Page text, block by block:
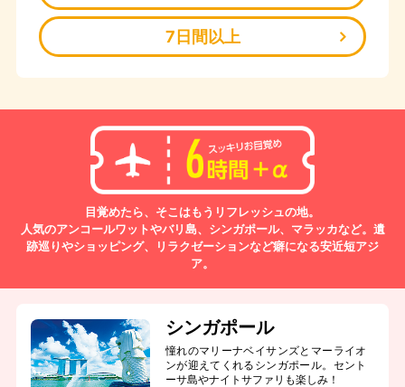
7日間以上
目覚めたら、そこはもうリフレッシュの地。
人気のアンコールワットやバリ島、シンガポール、マラッカなど。遺
跡巡りやショッピング、リラクゼーションなど癖になる安近短アジ
ア。
シンガポール
憧れのマリーナベイサンズとマーライオ
ンが迎えてくれるシンガポール。セント
ーサ島やナイトサファリも楽しみ！